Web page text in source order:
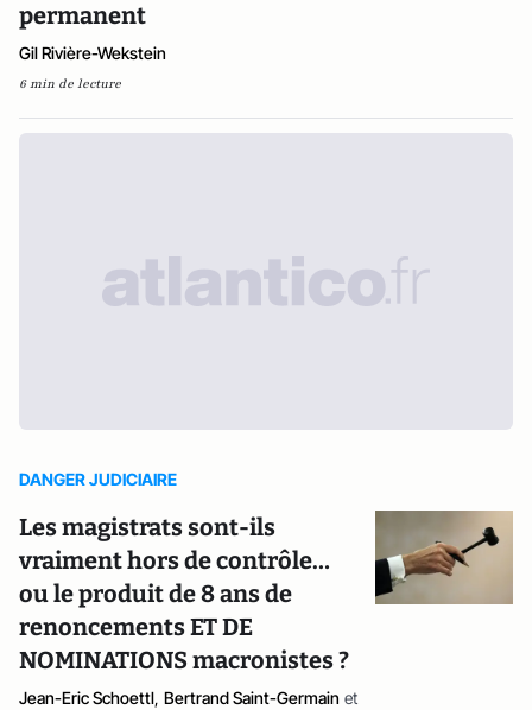
permanent
Gil Rivière-Wekstein
6 min de lecture
DANGER JUDICIAIRE
Les magistrats sont-ils
vraiment hors de contrôle…
ou le produit de 8 ans de
renoncements ET DE
NOMINATIONS macronistes ?
Jean-Eric Schoettl, Bertrand Saint-Germain et